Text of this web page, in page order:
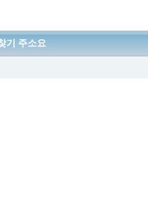
기 주소요